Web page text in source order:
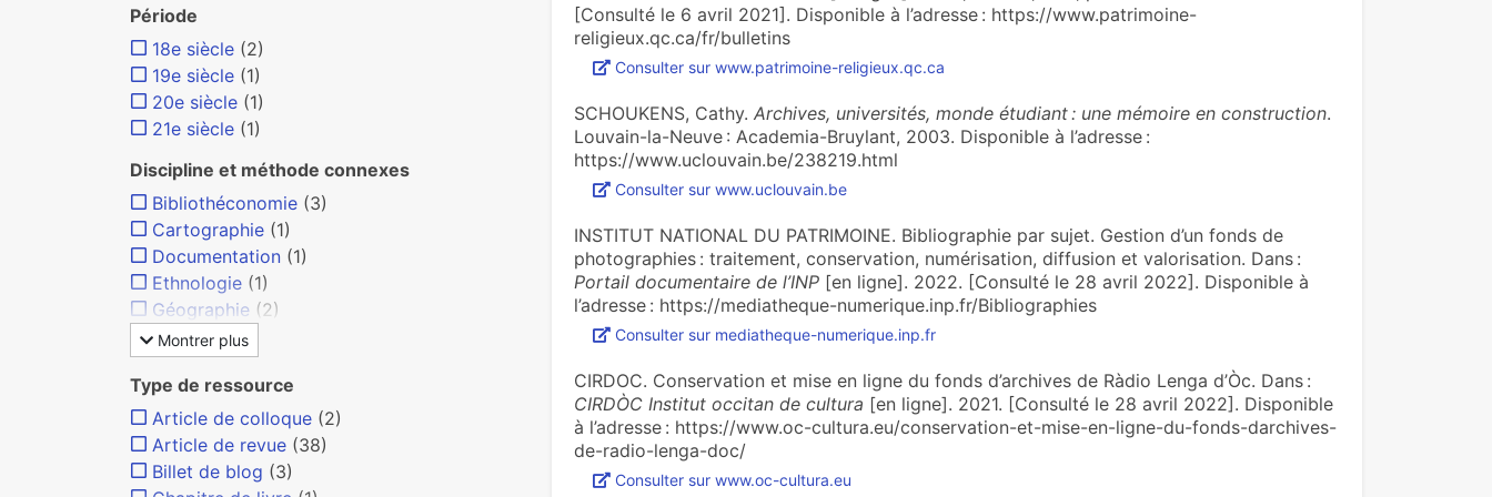
[Consulté le 6 avril 2021]. Disponible à l’adresse : https://www.patrimoine-
religieux.qc.ca/fr/bulletins
Consulter sur www.patrimoine-religieux.qc.ca
SCHOUKENS, Cathy. Archives, universités, monde étudiant : une mémoire en construction.
Louvain-la-Neuve : Academia-Bruylant, 2003. Disponible à l’adresse :
https://www.uclouvain.be/238219.html
Consulter sur www.uclouvain.be
INSTITUT NATIONAL DU PATRIMOINE. Bibliographie par sujet. Gestion d’un fonds de
photographies : traitement, conservation, numérisation, diffusion et valorisation. Dans :
Portail documentaire de l’INP[en ligne]. 2022. [Consulté le 28 avril 2022]. Disponible à
l’adresse : https://mediatheque-numerique.inp.fr/Bibliographies
Consulter sur mediatheque-numerique.inp.fr
CIRDOC. Conservation et mise en ligne du fonds d’archives de Ràdio Lenga d’Òc. Dans :
CIRDÒC Institut occitan de cultura [en ligne]. 2021. [Consulté le 28 avril 2022]. Disponible
à l’adresse : https://www.oc-cultura.eu/conservation-et-mise-en-ligne-du-fonds-darchives-
de-radio-lenga-doc/
Consulter sur www.oc-cultura.eu
Période
18e siècle (2)
19e siècle (1)
20e siècle (1)
21e siècle (1)
Discipline et méthode connexes
Bibliothéconomie (3)
Cartographie (1)
Documentation (1)
Ethnologie (1)
Géographie (2)
Montrer plus
Type de ressource
Article de colloque (2)
Article de revue (38)
Billet de blog (3)